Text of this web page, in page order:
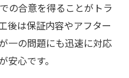
の合意を得ることがトラ
後は保証内容やアフター
一の問題にも迅速に対応
心です。